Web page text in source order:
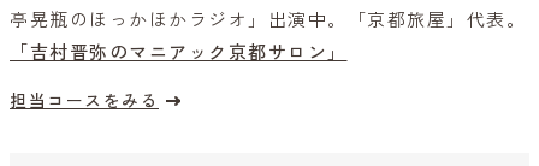
亭晃瓶のほっかほかラジオ」出演中。「京都旅屋」代表。
「吉村晋弥のマニアック京都サロン」
担当コースをみる